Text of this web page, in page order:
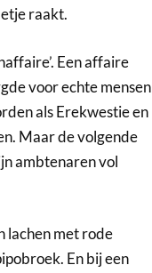
raakt.
Een affaire
voor echte mensen
als Erekwestie en
Maar de volgende
ambtenaren vol
lachen met rode
En bij een